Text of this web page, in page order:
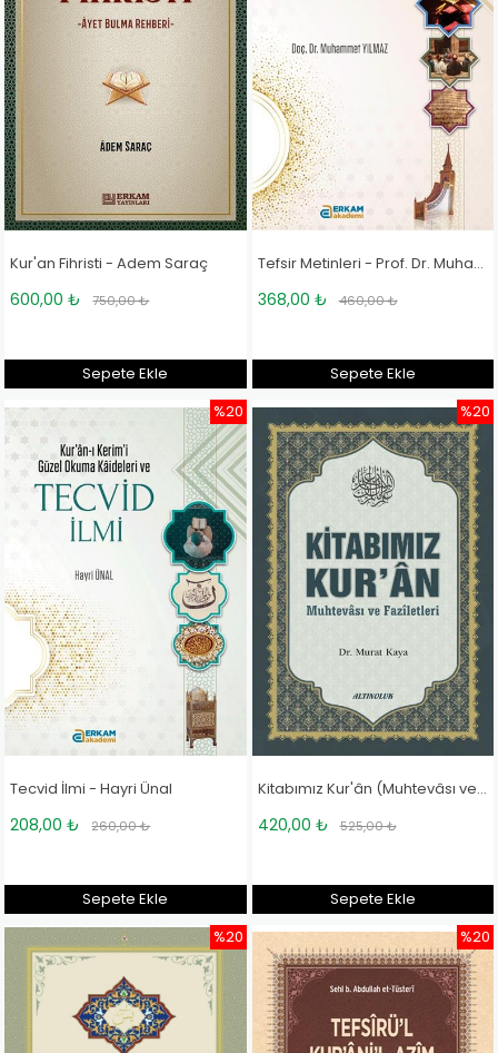
Kur'an Fihristi - Adem Saraç
600,00 ₺ 750,00 ₺
Sepete Ekle
Tefsir Metinleri - Prof. Dr. Muhammet Yılmaz
368,00 ₺ 460,00 ₺
Sepete Ekle
Tecvid İlmi - Hayri Ünal
208,00 ₺ 260,00 ₺
Sepete Ekle
%20
Kitabımız Kur'ân (Muhtevâsı ve Fazîletleri) - Doç. Dr. Murat Kaya
420,00 ₺ 525,00 ₺
Sepete Ekle
%20
%20 %20